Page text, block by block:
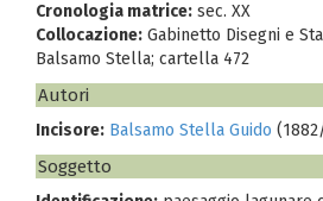
Cronologia matrice: sec. XX
Collocazione: Gabinetto Disegni e
Balsamo Stella; cartella 472
Autori
Incisore: Balsamo Stella Guido
Soggetto